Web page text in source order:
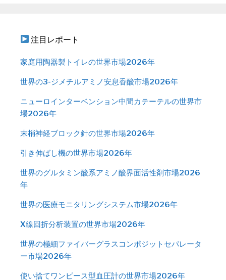
注目レポート
家庭用陶器製トイレの世界市場2026年
世界の3-ジメチルアミノ安息香酸市場2026年
ニューロインターベンション中間カテーテルの世界市
場2026年
末梢神経ブロック針の世界市場2026年
引き伸ばし機の世界市場2026年
世界のグルタミン酸系アミノ酸界面活性剤市場2026
年
世界の医療モニタリングシステム市場2026年
X線回折分析装置の世界市場2026年
世界の極細ファイバーグラスコンポジットセパレータ
ー市場2026年
使い捨てワンピース型血圧計の世界市場2026年